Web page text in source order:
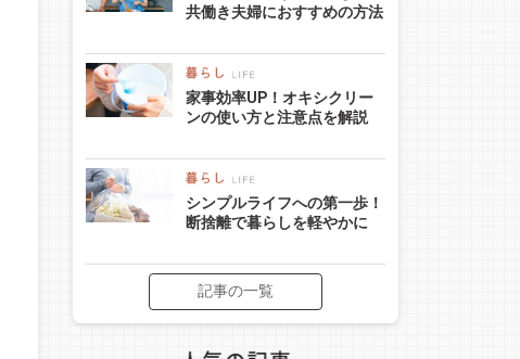
共働き夫婦におすすめの方法
家事効率UP！オキシクリー
ンの使い方と注意点を解説
シンプルライフへの第一歩！
断捨離で暮らしを軽やかに
記事の一覧